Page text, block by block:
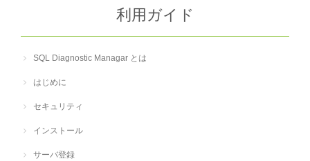
利用ガイド
SQL Diagnostic Managar とは
はじめに
セキュリティ
インストール
サーバ登録